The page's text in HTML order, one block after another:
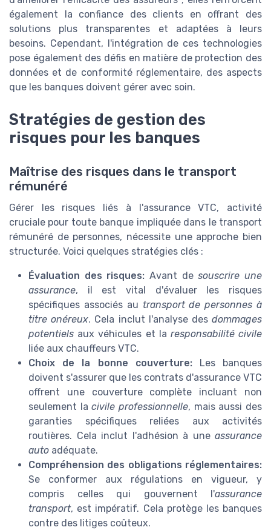
également la confiance des clients en offrant des
solutions plus transparentes et adaptées à leurs
besoins. Cependant, l'intégration de ces technologies
pose également des défis en matière de protection des
données et de conformité réglementaire, des aspects
que les banques doivent gérer avec soin.
Stratégies de gestion des
risques pour les banques
Maîtrise des risques dans le transport
rémunéré
Gérer les risques liés à l'assurance VTC, activité
cruciale pour toute banque impliquée dans le transport
rémunéré de personnes, nécessite une approche bien
structurée. Voici quelques stratégies clés :
Évaluation des risques: Avant desouscrire une
assurance, il est vital d'évaluer les risques
spécifiques associés au transport de personnes à
titre onéreux. Cela inclut l'analyse desdommages
potentiels aux véhicules et la responsabilité civile
liée aux chauffeurs VTC.
Choix de la bonne couverture:Les banques
doivent s'assurer que les contrats d'assurance VTC
offrent une couverture complète incluant non
seulement lacivile professionnelle, mais aussi des
garanties spécifiques reliées aux activités
routières. Cela inclut l'adhésion à une assurance
auto adéquate.
Compréhension des obligations réglementaires:
Se conformer aux régulations en vigueur, y
compris celles qui gouvernent l'assurance
transport, est impératif. Cela protège les banques
contre des litiges coûteux.